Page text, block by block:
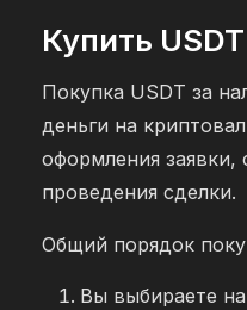
Купить
Покупка USDT за
деньги на
оформления заявки,
проведения сделки.
Общий порядок
Вы выбираете